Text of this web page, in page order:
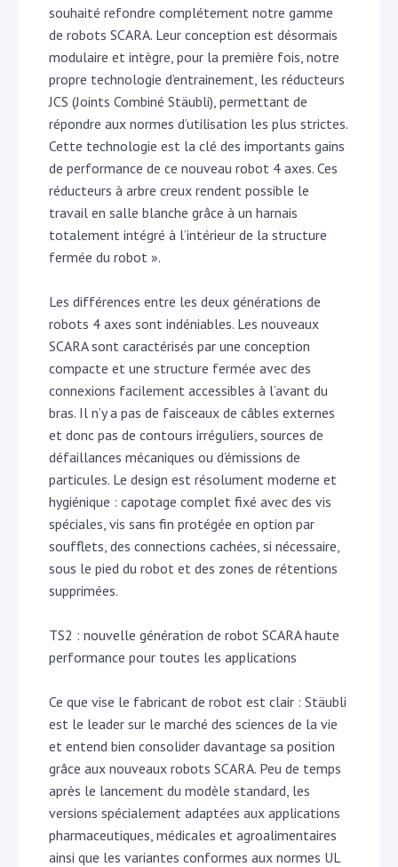
souhaité refondre complétement notre gamme
de robots SCARA. Leur conception est désormais
modulaire et intègre, pour la première fois, notre
propre technologie d’entrainement, les réducteurs
JCS (Joints Combiné Stäubli), permettant de
répondre aux normes d’utilisation les plus strictes.
Cette technologie est la clé des importants gains
de performance de ce nouveau robot 4 axes. Ces
réducteurs à arbre creux rendent possible le
travail en salle blanche grâce à un harnais
totalement intégré à l’intérieur de la structure
fermée du robot ».
Les différences entre les deux générations de
robots 4 axes sont indéniables. Les nouveaux
SCARA sont caractérisés par une conception
compacte et une structure fermée avec des
connexions facilement accessibles à l’avant du
bras. Il n’y a pas de faisceaux de câbles externes
et donc pas de contours irréguliers, sources de
défaillances mécaniques ou d’émissions de
particules. Le design est résolument moderne et
hygiénique : capotage complet fixé avec des vis
spéciales, vis sans fin protégée en option par
soufflets, des connections cachées, si nécessaire,
sous le pied du robot et des zones de rétentions
supprimées.
TS2 : nouvelle génération de robot SCARA haute
performance pour toutes les applications
Ce que vise le fabricant de robot est clair : Stäubli
est le leader sur le marché des sciences de la vie
et entend bien consolider davantage sa position
grâce aux nouveaux robots SCARA. Peu de temps
après le lancement du modèle standard, les
versions spécialement adaptées aux applications
pharmaceutiques, médicales et agroalimentaires
ainsi que les variantes conformes aux normes UL